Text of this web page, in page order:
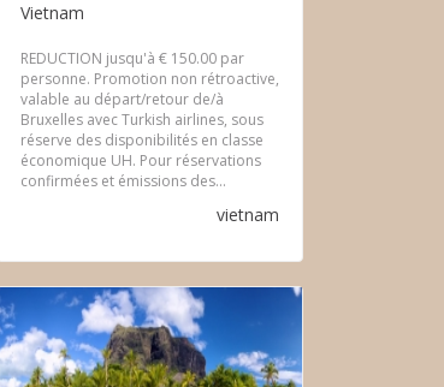
Vietnam
REDUCTION jusqu'à € 150.00 par
personne. Promotion non rétroactive,
valable au départ/retour de/à
Bruxelles avec Turkish airlines, sous
réserve des disponibilités en classe
économique UH. Pour réservations
confirmées et émissions des...
vietnam